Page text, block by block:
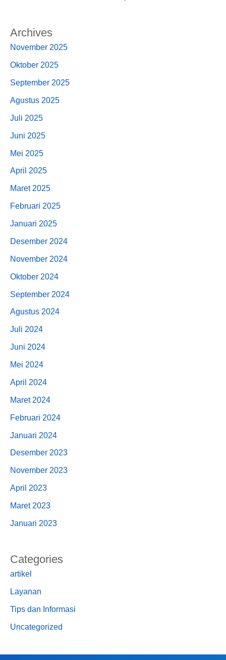
Archives
November 2025
Oktober 2025
September 2025
Agustus 2025
Juli 2025
Juni 2025
Mei 2025
April 2025
Maret 2025
Februari 2025
Januari 2025
Desember 2024
November 2024
Oktober 2024
September 2024
Agustus 2024
Juli 2024
Juni 2024
Mei 2024
April 2024
Maret 2024
Februari 2024
Januari 2024
Desember 2023
November 2023
April 2023
Maret 2023
Januari 2023
Categories
artikel
Layanan
Tips dan Informasi
Uncategorized